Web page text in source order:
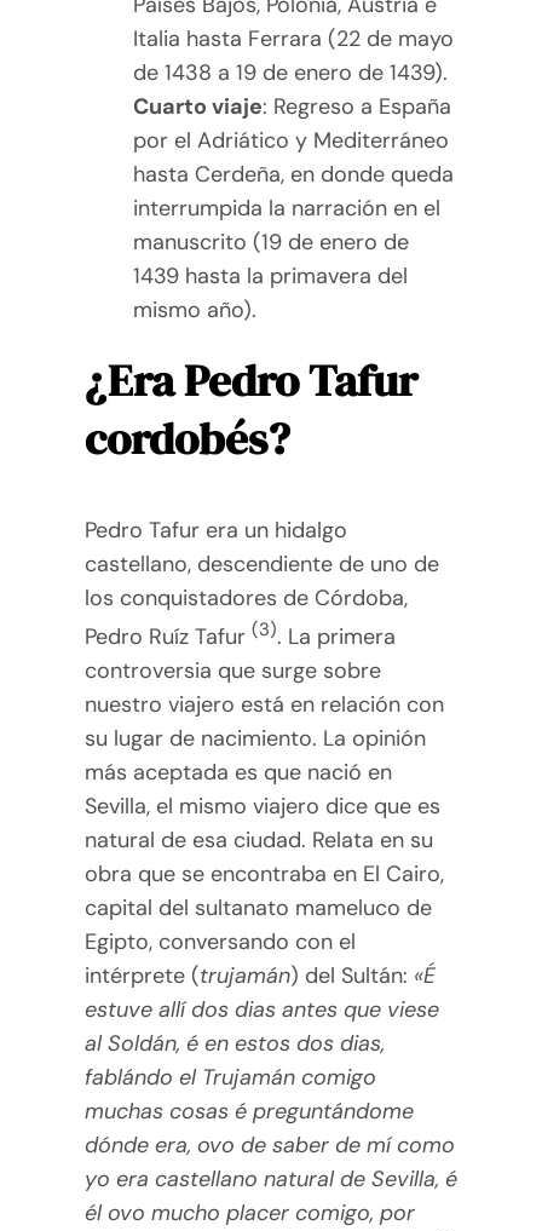
Italia hasta Ferrara (22 de mayo
de 1438 a 19 de enero de 1439).
Cuarto viaje: Regreso a España
por el Adriático y Mediterráneo
hasta Cerdeña, en donde queda
interrumpida la narración en el
manuscrito (19 de enero de
1439 hasta la primavera del
mismo año).
¿Era Pedro Tafur
cordobés?
Pedro Tafur era un hidalgo
castellano, descendiente de uno de
los conquistadores de Córdoba,
Pedro Ruíz Tafur (3). La primera
controversia que surge sobre
nuestro viajero está en relación con
su lugar de nacimiento. La opinión
más aceptada es que nació en
Sevilla, el mismo viajero dice que es
natural de esa ciudad. Relata en su
obra que se encontraba en El Cairo,
capital del sultanato mameluco de
Egipto, conversando con el
intérprete (trujamán) del Sultán: «É
estuve allí dos dias antes que viese
al Soldán, é en estos dos dias,
fablándo el Trujamán comigo
muchas cosas é preguntándome
dónde era, ovo de saber de mí como
yo era castellano natural de Sevilla, é
él ovo mucho placer comigo, por